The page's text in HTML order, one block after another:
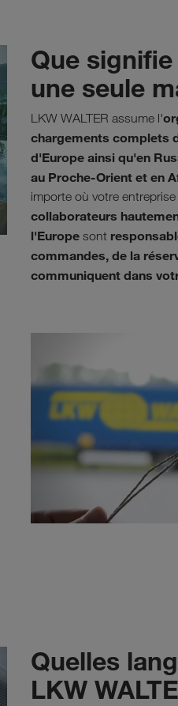
Que
une seule
LKW WALTER assume l'
chargements complets
d'Europe ainsi qu'en
au Proche-Orient et en
importe où votre
collaborateurs
l'Europe sont
commandes, de la
communiquent dans
Quelles
LKW